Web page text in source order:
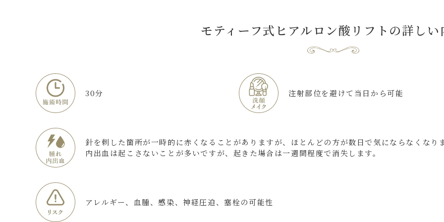
モティーフ式ヒアルロン酸リフト の詳しい
30分 注射部位を避けて当日から可能
針を刺した箇所が一時的に赤くなることがありますが、ほとんどの方が数日で気にならなくなりま
内出血は起こさないことが多いですが、起きた場合は一週間程度で消失します。
アレルギー、血腫、感染、神経圧迫、塞栓の可能性